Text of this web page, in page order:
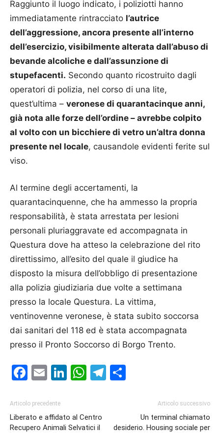
Raggiunto il luogo indicato, i poliziotti hanno
immediatamente rintracciato l’autrice
dell’aggressione, ancora presente all’interno
dell’esercizio, visibilmente alterata dall’abuso di
bevande alcoliche e dall’assunzione di
stupefacenti. Secondo quanto ricostruito dagli
operatori di polizia, nel corso di una lite,
quest’ultima – veronese di quarantacinque anni,
già nota alle forze dell’ordine – avrebbe colpito
al volto con un bicchiere di vetro un’altra donna
presente nel locale, causandole evidenti ferite sul
viso.
Al termine degli accertamenti, la
quarantacinquenne, che ha ammesso la propria
responsabilità, è stata arrestata per lesioni
personali pluriaggravate ed accompagnata in
Questura dove ha atteso la celebrazione del rito
direttissimo, all’esito del quale il giudice ha
disposto la misura dell’obbligo di presentazione
alla polizia giudiziaria due volte a settimana
presso la locale Questura. La vittima,
ventinovenne veronese, è stata subito soccorsa
dai sanitari del 118 ed è stata accompagnata
presso il Pronto Soccorso di Borgo Trento.
Facebook
EmailLinkedIn
WhatsApp
Telegram
Articolo precedente
Liberato e affidato al Centro
Recupero Animali Selvatici il
Articolo successivo
Un terminal chiamato
desiderio. Housing sociale per